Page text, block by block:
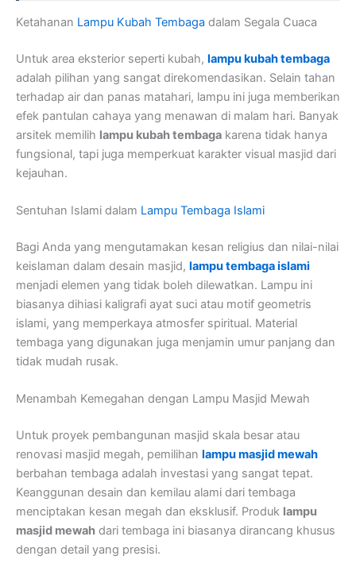
Ketahanan Lampu Kubah Tembaga dalam Segala Cuaca
Untuk area eksterior seperti kubah, lampu kubah tembaga
adalah pilihan yang sangat direkomendasikan. Selain tahan
terhadap air dan panas matahari, lampu ini juga memberikan
efek pantulan cahaya yang menawan di malam hari. Banyak
arsitek memilih lampu kubah tembaga karena tidak hanya
fungsional, tapi juga memperkuat karakter visual masjid dari
kejauhan.
Sentuhan Islami dalam Lampu Tembaga Islami
Bagi Anda yang mengutamakan kesan religius dan nilai-nilai
keislaman dalam desain masjid, lampu tembaga islami
menjadi elemen yang tidak boleh dilewatkan. Lampu ini
biasanya dihiasi kaligrafi ayat suci atau motif geometris
islami, yang memperkaya atmosfer spiritual. Material
tembaga yang digunakan juga menjamin umur panjang dan
tidak mudah rusak.
Menambah Kemegahan dengan Lampu Masjid Mewah
Untuk proyek pembangunan masjid skala besar atau
renovasi masjid megah, pemilihan lampu masjid mewah
berbahan tembaga adalah investasi yang sangat tepat.
Keanggunan desain dan kemilau alami dari tembaga
menciptakan kesan megah dan eksklusif. Produk lampu
masjid mewah dari tembaga ini biasanya dirancang khusus
dengan detail yang presisi.